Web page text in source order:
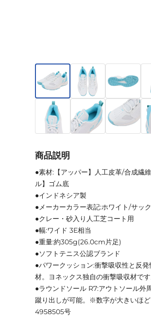
商品説明
●素材:【アッパー】人工皮革/合成繊
ル】ゴム底
●インドネシア製
●メーカーカラー表記:ホワイト/サッ
●クレー・砂入り人工芝コート用
●幅:ワイド 3E相当
●重量:約305g(26.0cm片足)
●ソフトテニス公認ブランド
●パワークッション:衝撃吸収性と反
材。ヨネックス独自の衝撃吸収材です
●ラウンドソール R7:アウトソール外
蹴り出しが可能。※数字が大きいほ
4958505号